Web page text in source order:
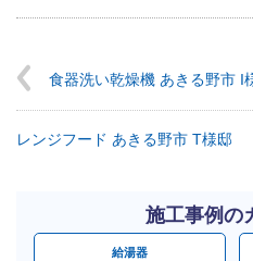
食器洗い乾燥機 あきる野市 I
レンジフード あきる野市 T様邸
施工事例の
給湯器